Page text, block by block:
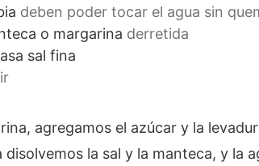
deben poder tocar el agua sin
o margarina derretida
sal fina
agregamos el azúcar y la